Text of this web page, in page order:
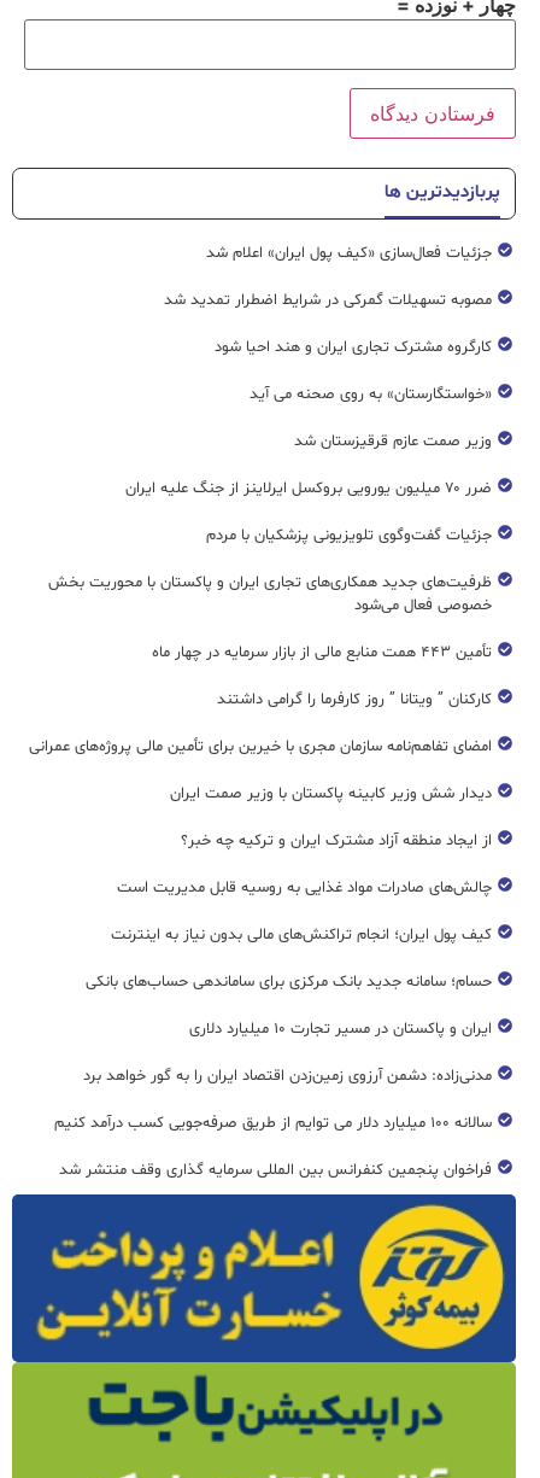
چهار + نوزده =
پربازدیدترین ها
جزئیات فعال‌سازی «کیف پول ایران» اعلام شد
مصوبه تسهیلات گمرکی در شرایط اضطرار تمدید شد
کارگروه مشترک تجاری ایران و هند احیا شود
«خواستگارستان» به روی صحنه می آید
وزیر صمت عازم قرقیزستان شد
ضرر ۷۰ میلیون یورویی بروکسل ایرلاینز از جنگ علیه ایران
جزئیات گفت‌وگوی تلویزیونی پزشکیان با مردم
ظرفیت‌های جدید همکاری‌های تجاری ایران و پاکستان با محوریت بخش
خصوصی فعال می‌شود
تأمین ۴۴۳ همت منابع مالی از بازار سرمایه در چهار ماه
کارکنان ” ویتانا ” روز کارفرما را گرامی داشتند
امضای تفاهم‌نامه سازمان مجری با خیرین برای تأمین مالی پروژه‌های عمرانی
دیدار شش وزیر کابینه پاکستان با وزير صمت ایران
از ایجاد منطقه آزاد مشترک ایران و ترکیه چه خبر؟
چالش‌های صادرات مواد غذایی به روسیه قابل مدیریت است
کیف پول ایران؛ انجام تراکنش‌های مالی بدون نیاز به اینترنت
حسام؛ سامانه جدید بانک مرکزی برای ساماندهی حساب‌های بانکی
ایران و پاکستان در مسیر تجارت ۱۰ میلیارد دلاری
مدنی‌زاده: دشمن آرزوی زمین‌زدن اقتصاد ایران را به گور خواهد برد
سالانه ۱۰۰ میلیارد دلار می توایم از طریق صرفه‌جویی کسب درآمد کنیم
فراخوان پنجمین کنفرانس بین المللی سرمایه گذاری وقف منتشر شد